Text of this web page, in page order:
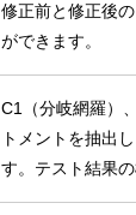
修正前と修正後
ができます。
C1（分岐網羅）
トメントを抽出
す。テスト結果